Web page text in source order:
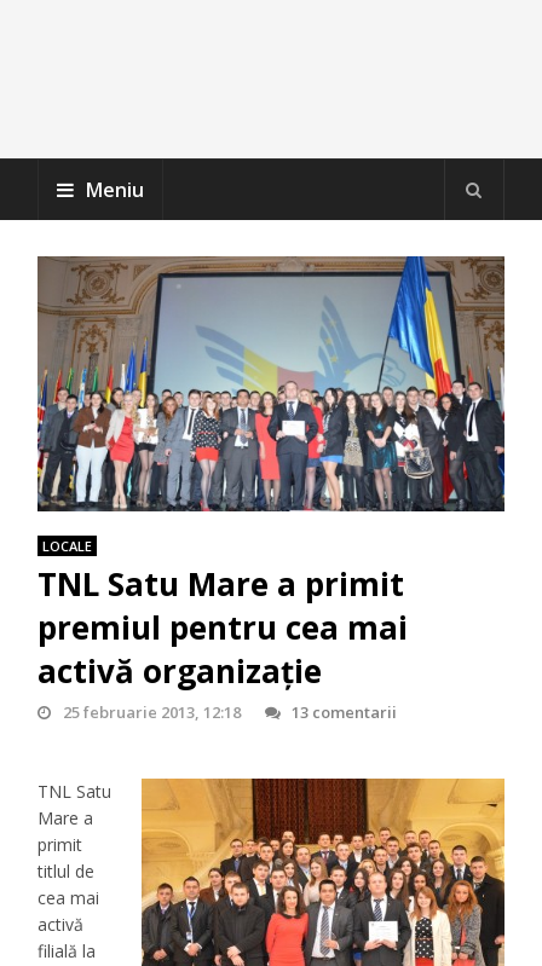
Meniu
LOCALE
TNL Satu Mare a primit
premiul pentru cea mai
activă organizație
25 februarie 2013, 12:18 13 comentarii
TNL Satu
Mare a
primit
titlul de
cea mai
activă
filială la